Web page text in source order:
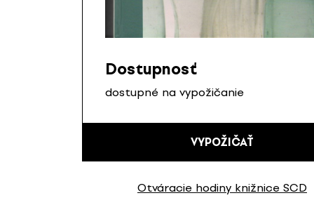
Dostupnosť
dostupné na vypožičanie
VYPOŽIČAŤ
Otváracie hodiny knižnice SCD